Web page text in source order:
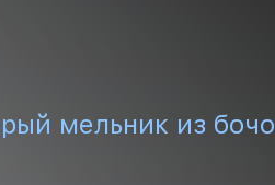
мельник из